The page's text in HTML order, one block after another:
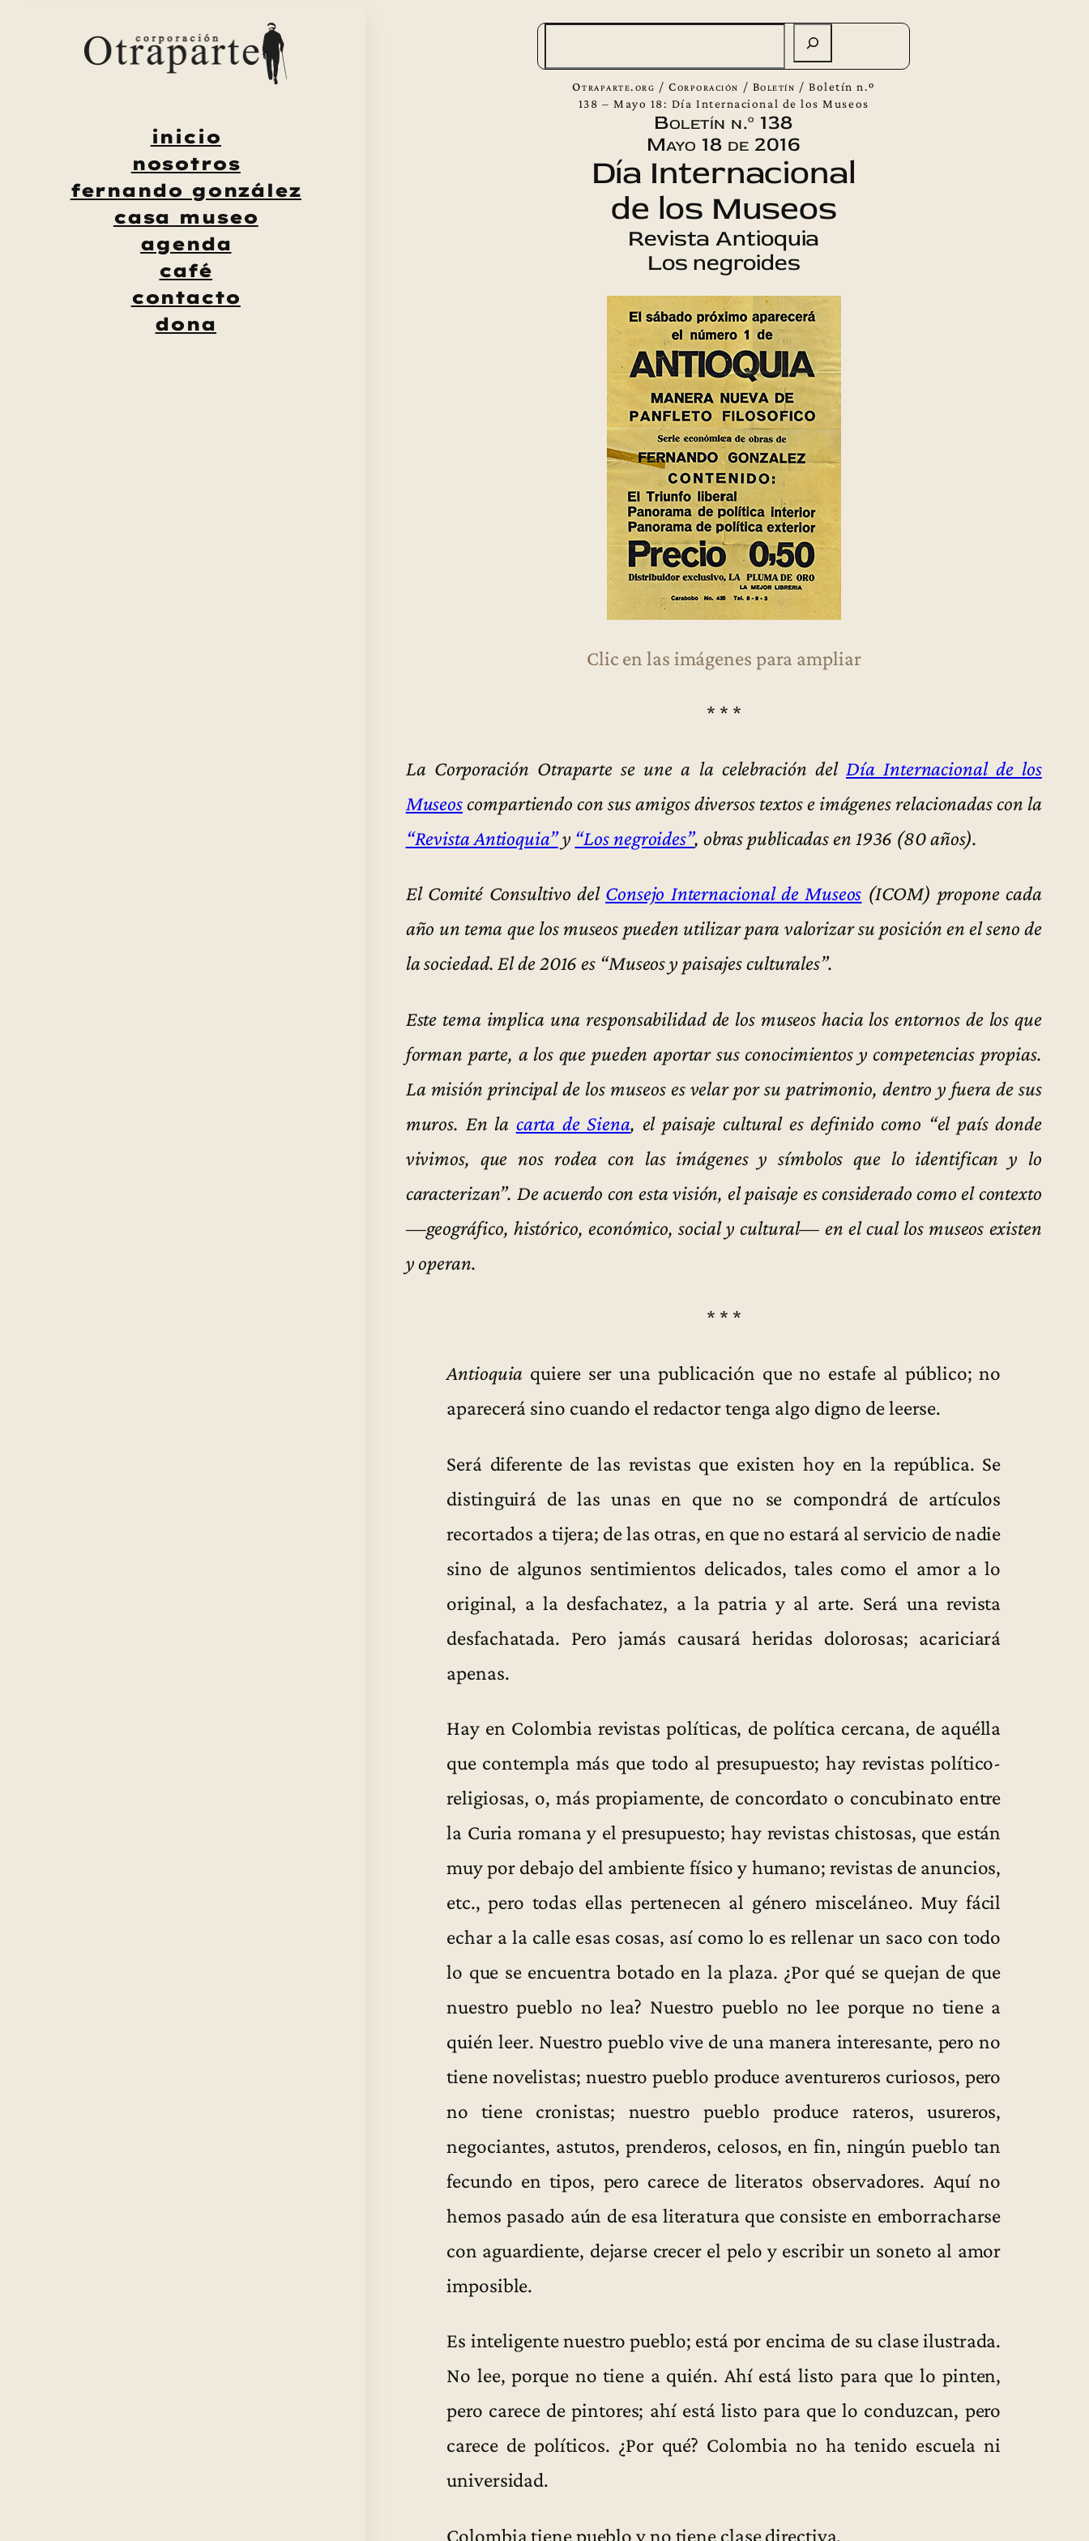
inicio
nosotros
fernando gonzález
casa museo
agenda
café
contacto
dona
Otraparte.org /Corporación / Boletín /Boletín n.º
138 – Mayo 18: Día Internacional de los Museos
Boletín n.º 138
Mayo 18 de 2016
Día Internacional
de los Museos
Revista Antioquia
Los negroides
Clic en las imágenes para ampliar
* * *
La Corporación Otraparte se une a la celebración del Día Internacional de los
Museoscompartiendo con sus amigos diversos textos e imágenes relacionadas con la
“Revista Antioquia”y “Los negroides”, obras publicadas en 1936 (80 años).
El Comité Consultivo del Consejo Internacional de Museos (ICOM) propone cada
año un tema que los museos pueden utilizar para valorizar su posición en el seno de
la sociedad. El de 2016 es “Museos y paisajes culturales”.
Este tema implica una responsabilidad de los museos hacia los entornos de los que
forman parte, a los que pueden aportar sus conocimientos y competencias propias.
La misión principal de los museos es velar por su patrimonio, dentro y fuera de sus
muros. En la carta de Siena, el paisaje cultural es definido como “el país donde
vivimos, que nos rodea con las imágenes y símbolos que lo identifican y lo
caracterizan”. De acuerdo con esta visión, el paisaje es considerado como el contexto
—geográfico, histórico, económico, social y cultural— en el cual los museos existen
y operan.
* * *
Antioquia quiere ser una publicación que no estafe al público; no
aparecerá sino cuando el redactor tenga algo digno de leerse.
Será diferente de las revistas que existen hoy en la república. Se
distinguirá de las unas en que no se compondrá de artículos
recortados a tijera; de las otras, en que no estará al servicio de nadie
sino de algunos sentimientos delicados, tales como el amor a lo
original, a la desfachatez, a la patria y al arte. Será una revista
desfachatada. Pero jamás causará heridas dolorosas; acariciará
apenas.
Hay en Colombia revistas políticas, de política cercana, de aquélla
que contempla más que todo al presupuesto; hay revistas político-
religiosas, o, más propiamente, de concordato o concubinato entre
la Curia romana y el presupuesto; hay revistas chistosas, que están
muy por debajo del ambiente físico y humano; revistas de anuncios,
etc., pero todas ellas pertenecen al género misceláneo. Muy fácil
echar a la calle esas cosas, así como lo es rellenar un saco con todo
lo que se encuentra botado en la plaza. ¿Por qué se quejan de que
nuestro pueblo no lea? Nuestro pueblo no lee porque no tiene a
quién leer. Nuestro pueblo vive de una manera interesante, pero no
tiene novelistas; nuestro pueblo produce aventureros curiosos, pero
no tiene cronistas; nuestro pueblo produce rateros, usureros,
negociantes, astutos, prenderos, celosos, en fin, ningún pueblo tan
fecundo en tipos, pero carece de literatos observadores. Aquí no
hemos pasado aún de esa literatura que consiste en emborracharse
con aguardiente, dejarse crecer el pelo y escribir un soneto al amor
imposible.
Es inteligente nuestro pueblo; está por encima de su clase ilustrada.
No lee, porque no tiene a quién. Ahí está listo para que lo pinten,
pero carece de pintores; ahí está listo para que lo conduzcan, pero
carece de políticos. ¿Por qué? Colombia no ha tenido escuela ni
universidad.
Colombia tiene pueblo y no tiene clase directiva.